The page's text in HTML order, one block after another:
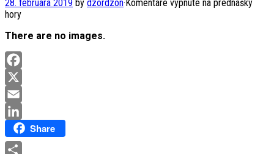
28. februára 2019 by dzordzon·Komentáre vypnuté na prednášky
hory
There are no images.
Facebook
X
Email
LinkedInShare